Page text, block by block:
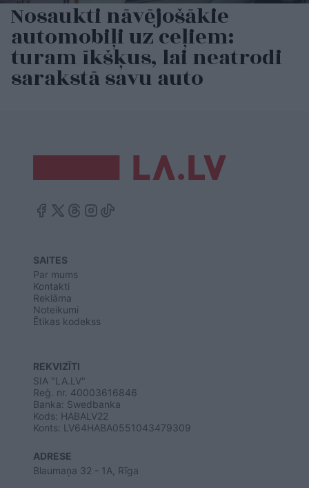
Nosaukti nāvējošākie
automobiļi uz ceļiem:
turam īkšķus, lai neatrodi
sarakstā savu auto
SAITES
Par mums
Kontakti
Reklāma
Noteikumi
Ētikas kodekss
REKVIZĪTI
SIA "LA.LV"
Reģ. nr. 40003616846
Banka: Swedbanka
Kods: HABALV22
Konts: LV64HABA0551043479309
ADRESE
Blaumaņa 32 - 1A, Rīga